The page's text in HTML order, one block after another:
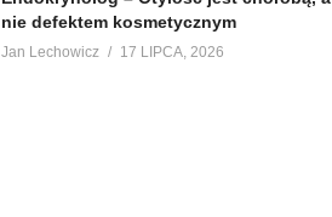
nie defektem kosmetycznym
Jan Lechowicz 17 LIPCA, 2026